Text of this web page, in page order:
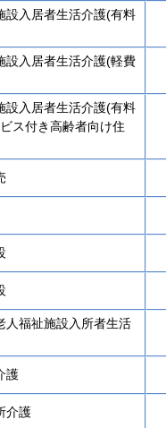
設入居者生活介護(有料
設入居者生活介護(軽費
設入居者生活介護(有料
ス付き高齢者向け住
人福祉施設入所者生活
護
介護